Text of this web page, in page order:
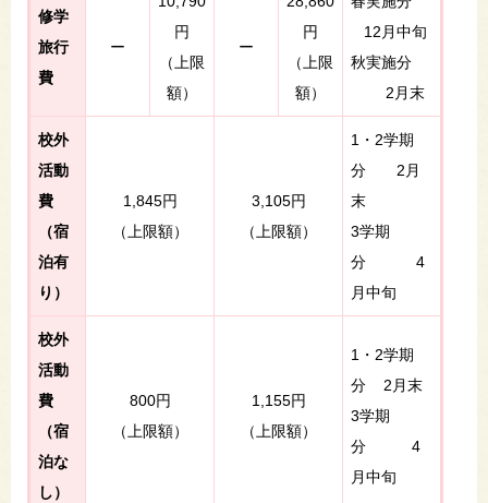
修学
旅行
費
ー
円
（上限
額）
ー
円
（上限
額）
12月中旬
秋実施分
2月末
校外
活動
費
（宿
泊有
り）
1,845円
（上限額）
3,105円
（上限額）
1・2学期
分 2月
末
3学期
分 4
月中旬
校外
活動
費
（宿
泊な
し）
800円
（上限額）
1,155円
（上限額）
1・2学期
分 2月末
3学期
分 4
月中旬